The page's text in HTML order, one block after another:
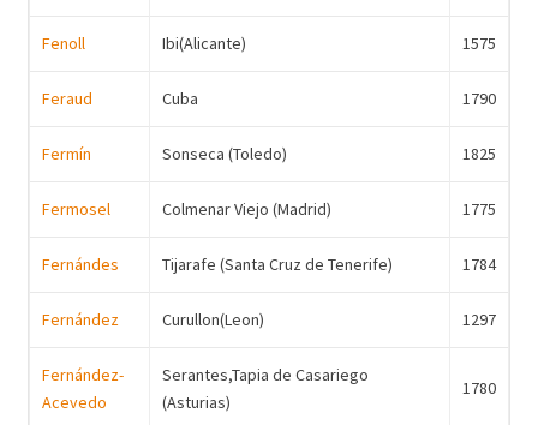
Fenoll Ibi(Alicante) 1575
Feraud Cuba 1790
Fermín Sonseca (Toledo) 1825
Fermosel Colmenar Viejo (Madrid) 1775
Fernándes Tijarafe (Santa Cruz de Tenerife) 1784
Fernández Curullon(Leon) 1297
Fernández-
Acevedo
Serantes,Tapia de Casariego
(Asturias)
1780